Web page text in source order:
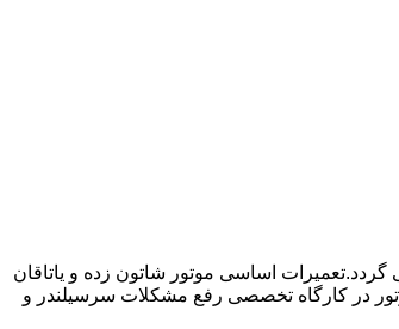
اساسی موتور شاتون زده و یاتاقان
در کارگاه تخصصی رفع مشکلات سرسیلندر و